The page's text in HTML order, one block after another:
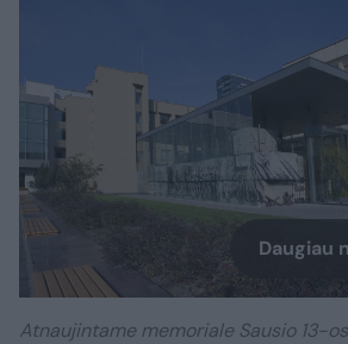
Daugiau
Atnaujintame memoriale Sausio 13-